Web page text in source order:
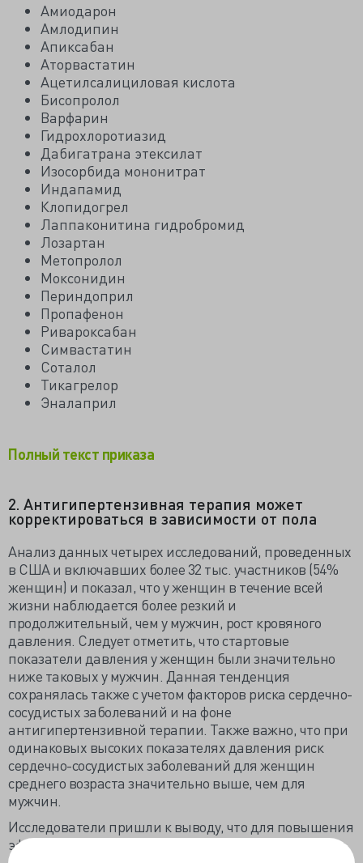
Амиодарон
Амлодипин
Апиксабан
Аторвастатин
Ацетилсалициловая кислота
Бисопролол
Варфарин
Гидрохлоротиазид
Дабигатрана этексилат
Изосорбида мононитрат
Индапамид
Клопидогрел
Лаппаконитина гидробромид
Лозартан
Метопролол
Моксонидин
Периндоприл
Пропафенон
Ривароксабан
Симвастатин
Соталол
Тикагрелор
Эналаприл
Полный текст приказа
2. Антигипертензивная терапия может
корректироваться в зависимости от пола
Анализ данных четырех исследований, проведенных
в США и включавших более 32 тыс. участников (54%
женщин) и показал, что у женщин в течение всей
жизни наблюдается более резкий и
продолжительный, чем у мужчин, рост кровяного
давления. Следует отметить, что стартовые
показатели давления у женщин были значительно
ниже таковых у мужчин. Данная тенденция
сохранялась также с учетом факторов риска сердечно-
сосудистых заболеваний и на фоне
антигипертензивной терапии. Также важно, что при
одинаковых высоких показателях давления риск
сердечно-сосудистых заболеваний для женщин
среднего возраста значительно выше, чем для
мужчин.
Исследователи пришли к выводу, что для повышения
эффективности лечения целесообразно использовать